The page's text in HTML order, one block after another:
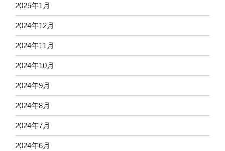
2025年1月
2024年12月
2024年11月
2024年10月
2024年9月
2024年8月
2024年7月
2024年6月